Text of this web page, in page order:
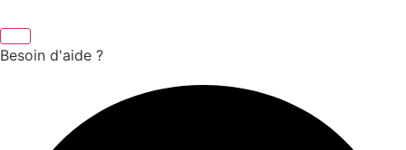
Besoin d'aide ?